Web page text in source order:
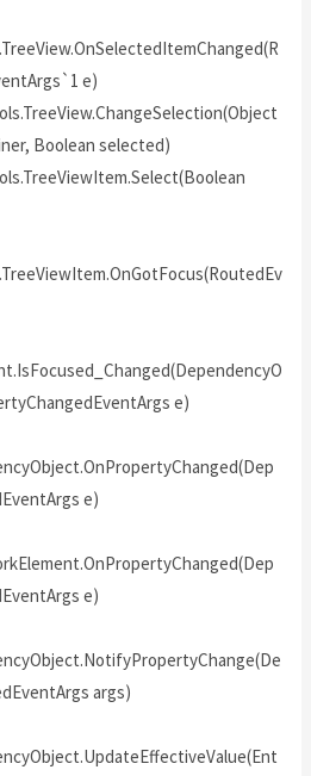
e)
Boolean selected)
e)
e)
e)
args)